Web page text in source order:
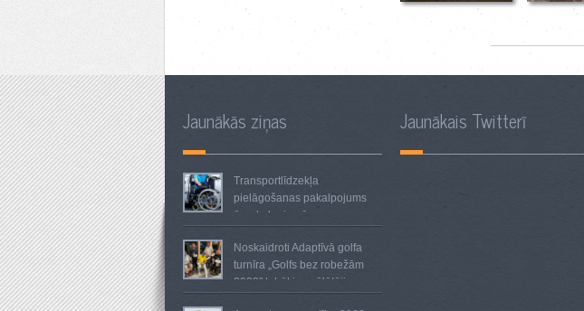
Jaunākās ziņas
Transportlīdzekļa
pielāgošanas pakalpojums
ārpakalpojumā
Noskaidroti Adaptīvā golfa
turnīra „Golfs bez robežām
2023” labākie spēlētāji.
Jaunākais Twitterī